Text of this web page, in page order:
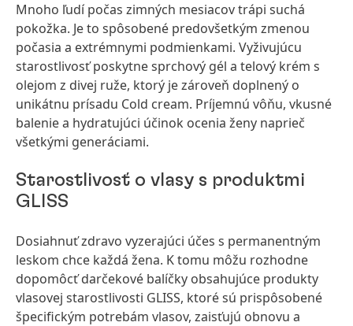
Mnoho ľudí počas zimných mesiacov trápi suchá
pokožka. Je to spôsobené predovšetkým zmenou
počasia a extrémnymi podmienkami. Vyživujúcu
starostlivosť poskytne sprchový gél a telový krém s
olejom z divej ruže, ktorý je zároveň doplnený o
unikátnu prísadu Cold cream. Príjemnú vôňu, vkusné
balenie a hydratujúci účinok ocenia ženy naprieč
všetkými generáciami.
Starostlivosť o vlasy s produktmi
GLISS
Dosiahnuť zdravo vyzerajúci účes s permanentným
leskom chce každá žena. K tomu môžu rozhodne
dopomôcť darčekové balíčky obsahujúce produkty
vlasovej starostlivosti GLISS, ktoré sú prispôsobené
špecifickým potrebám vlasov, zaisťujú obnovu a